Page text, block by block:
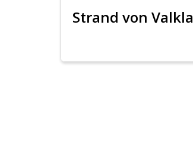
Strand von Valkla